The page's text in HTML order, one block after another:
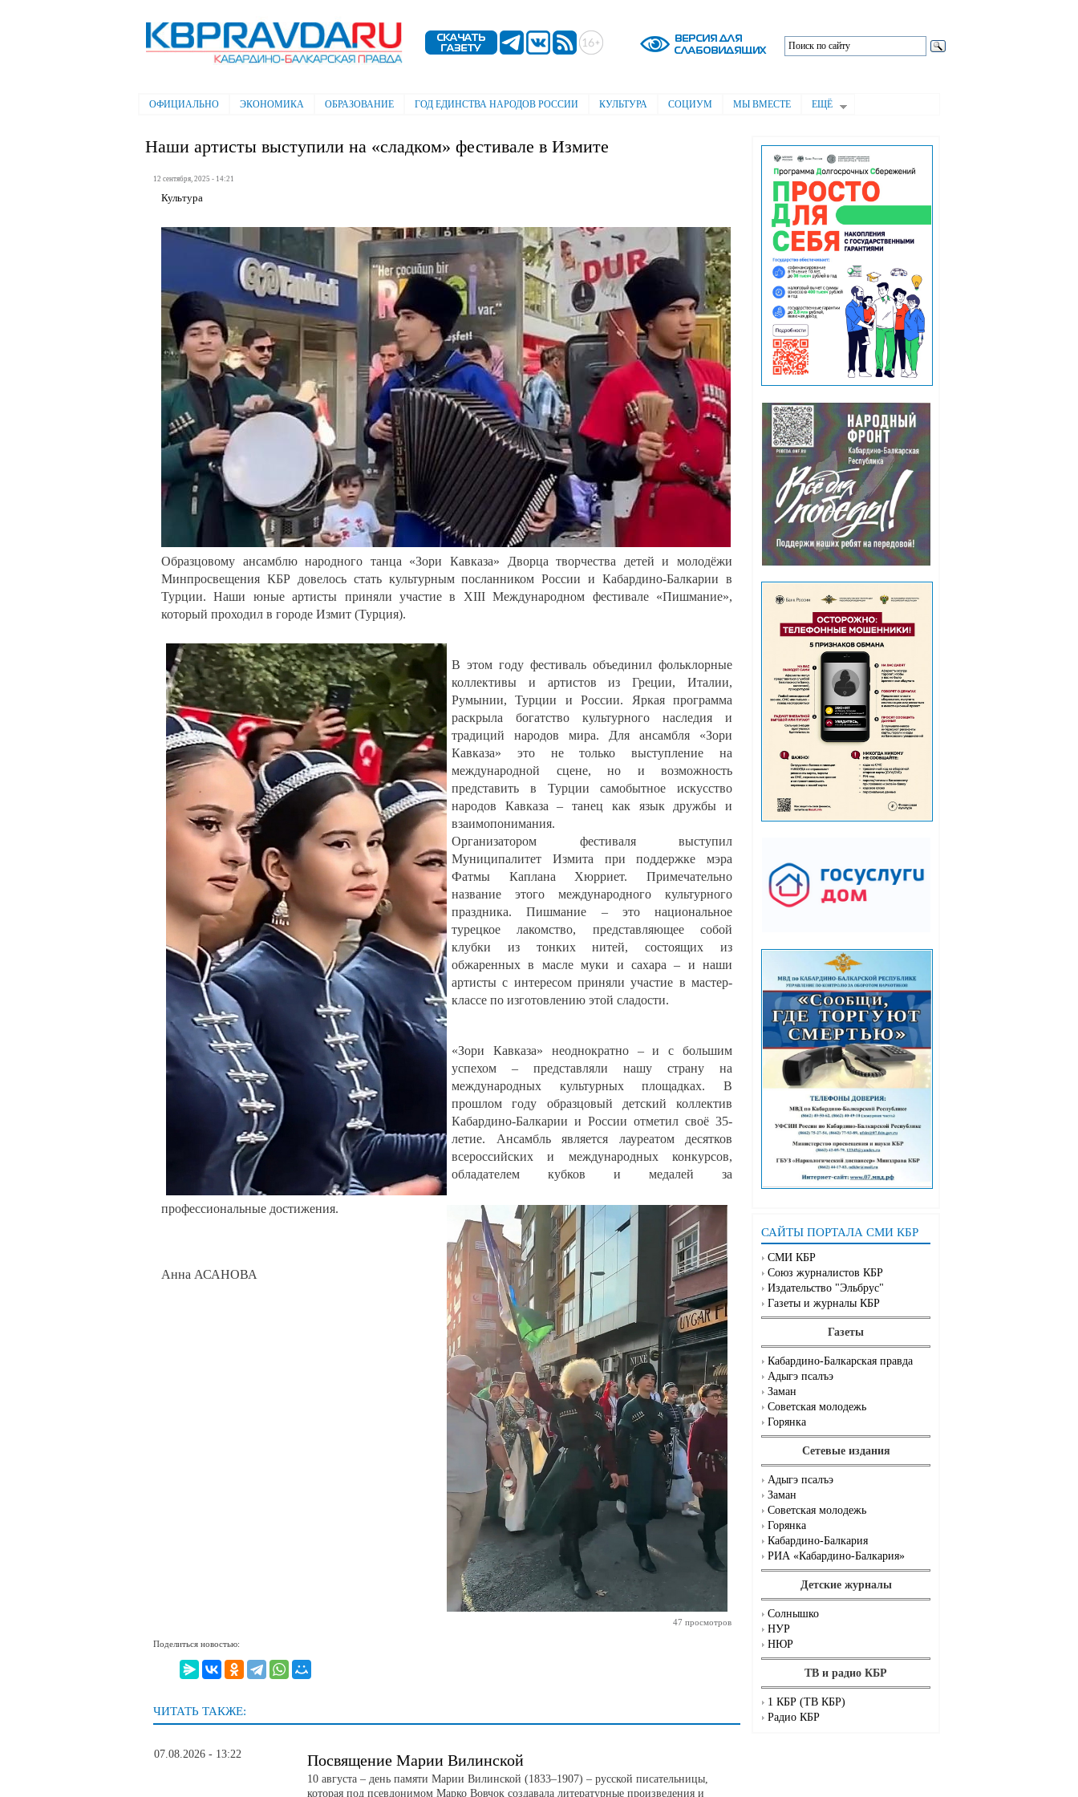
содержанию
Электронная газета "Кабардино-
Балкарская правда"
Главное меню
ОФИЦИАЛЬНО ЭКОНОМИКА ОБРАЗОВАНИЕ ГОД ЕДИНСТВА НАРОДОВ РОССИИ КУЛЬТУРА СОЦИУМ МЫ ВМЕСТЕ ЕЩЁ
САЙТЫ ПОРТАЛА СМИ КБР
СМИ КБР
Союз журналистов КБР
Издательство "Эльбрус"
Газеты и журналы КБР
Газеты
Кабардино-Балкарская правда
Адыгэ псалъэ
Заман
Советская молодежь
Горянка
Сетевые издания
Адыгэ псалъэ
Заман
Советская молодежь
Горянка
Кабардино-Балкария
РИА «Кабардино-Балкария»
Детские журналы
Солнышко
НУР
НЮР
ТВ и радио КБР
1 КБР (ТВ КБР)
Радио КБР
Наши артисты выступили на «сладком» фестивале в Измите
12 сентября, 2025 - 14:21
Культура
Образцовому ансамблю народного танца «Зори Кавказа» Дворца творчества детей и молодёжи
Минпросвещения КБР довелось стать культурным посланником России и Кабардино-Балкарии в
Турции. Наши юные артисты приняли участие в XIII Международном фестивале «Пишмание»,
который проходил в городе Измит (Турция).
В этом году фестиваль объединил фольклорные
коллективы и артистов из Греции, Италии,
Румынии, Турции и России. Яркая программа
раскрыла богатство культурного наследия и
традиций народов мира. Для ансамбля «Зори
Кавказа» это не только выступление на
международной сцене, но и возможность
представить в Турции самобытное искусство
народов Кавказа – танец как язык дружбы и
взаимопонимания.
Организатором фестиваля выступил
Муниципалитет Измита при поддержке мэра
Фатмы Каплана Хюрриет. Примечательно
название этого международного культурного
праздника. Пишмание – это национальное
турецкое лакомство, представляющее собой
клубки из тонких нитей, состоящих из
обжаренных в масле муки и сахара – и наши
артисты с интересом приняли участие в мастер-
классе по изготовлению этой сладости.
«Зори Кавказа» неоднократно – и с большим
успехом – представляли нашу страну на
международных культурных площадках. В
прошлом году образцовый детский коллектив
Кабардино-Балкарии и России отметил своё 35-
летие. Ансамбль является лауреатом десятков
всероссийских и международных конкурсов,
обладателем кубков и медалей за
профессиональные достижения.
Анна АСАНОВА
47 просмотров
Поделиться новостью:
ЧИТАТЬ ТАКЖЕ:
07.08.2026 - 13:22 Посвящение Марии Вилинской
10 августа – день памяти Марии Вилинской (1833–1907) – русской писательницы,
которая под псевдонимом Марко Вовчок создавала литературные произведения и